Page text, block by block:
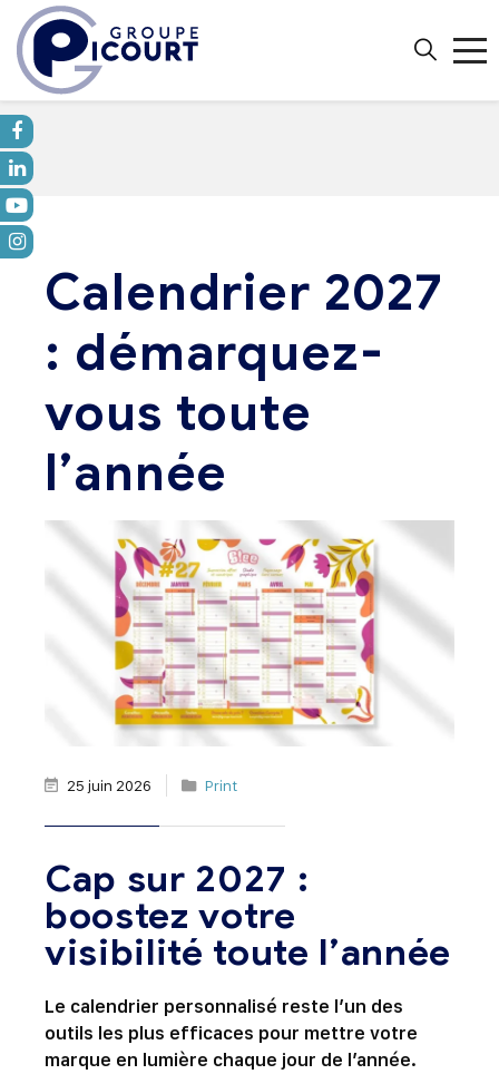
Calendrier 2027
: démarquez-
vous toute
l’année
25 juin 2026 Print
Cap sur 2027 :
boostez votre
visibilité toute l’année
Le calendrier personnalisé reste l’un des
outils les plus efficaces pour mettre votre
marque en lumière chaque jour de l’année.